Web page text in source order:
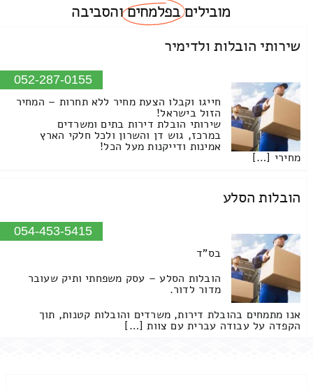
מוביליםבפלמחיםוהסביבה
שירותי הובלות ולדימיר
052-287-0155
חייגו וקבלו הצעת מחיר ללא תחרות – המחיר
הזול בישראל!
שירותי הובלת דירות בתים ומשרדים
במרכז, גוש דן והשרון ולכל חלקי הארץ
אמינות ודייקנות מעל הכל!
מחירי […]
הובלות הסלע
054-453-5415
בס"ד
הובלות הסלע – עסק משפחתי ותיק שעובר
מדור לדור.
אנו מתמחים בהובלת דירות, משרדים והובלות קטנות, תוך
הקפדה על עבודה עברית עם צוות […]